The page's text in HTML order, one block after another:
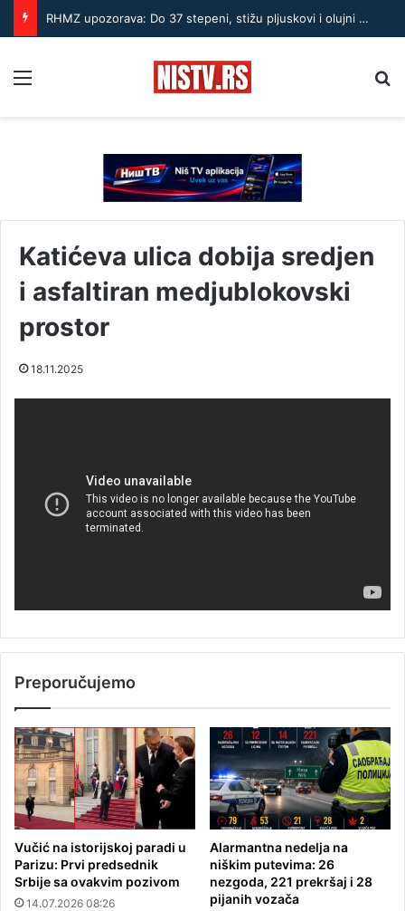
RHMZ upozorava: Do 37 stepeni, stižu pljuskovi i olujni vetar – ekstremna opasnost od požara
Katićeva ulica dobija sredjen
i asfaltiran medjublokovski
prostor
18.11.2025
Preporučujemo
Vučić na istorijskoj paradi u
Parizu: Prvi predsednik
Srbije sa ovakvim pozivom
14.07.2026 08:26
Alarmantna nedelja na
niškim putevima: 26
nezgoda, 221 prekršaj i 28
pijanih vozača